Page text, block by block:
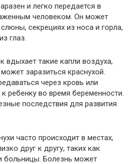
и легко передается в
человеком. Он может
секрециях из носа и горла,
глаз.
вдыхает такие капли воздуха,
заразиться краснухой.
через кровь или
ребенку во время беременности.
последствия для развития
часто происходит в местах,
друг к другу, таких как
больницы. Болезнь может